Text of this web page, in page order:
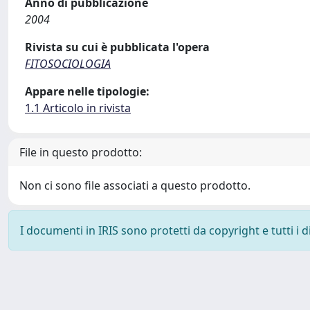
2004
Rivista su cui è pubblicata l'opera
FITOSOCIOLOGIA
Appare nelle tipologie:
1.1 Articolo in rivista
File in questo prodotto:
Non ci sono file associati a questo prodotto.
I documenti in IRIS sono protetti da copyright e tutti i